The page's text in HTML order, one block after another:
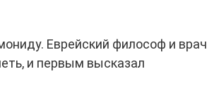
Еврейский философ и врач
и первым высказал